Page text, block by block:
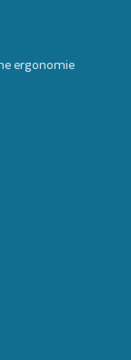
ergonomie